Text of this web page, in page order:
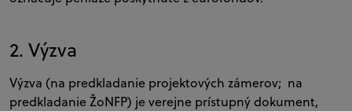
2. Výzva
Výzva (na predkladanie projektových zámerov; na
predkladanie ŽoNFP) je verejne prístupný dokument,